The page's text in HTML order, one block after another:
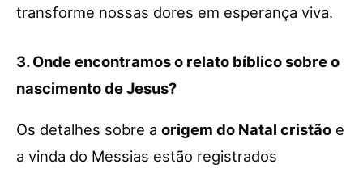
transforme nossas dores em esperança viva.
3. Onde encontramos o relato bíblico sobre o
nascimento de Jesus?
Os detalhes sobre a origem do Natal cristão e
a vinda do Messias estão registrados